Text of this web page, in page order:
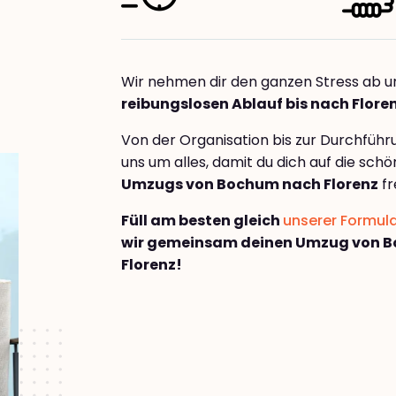
Wir nehmen dir den ganzen Stress ab
reibungslosen Ablauf bis nach
Von der Organisation bis zur
uns um alles, damit du dich auf die
Umzugs von Bochum nach Florenz
Füll am besten gleich unserer
wir gemeinsam deinen Umzug von
Florenz!